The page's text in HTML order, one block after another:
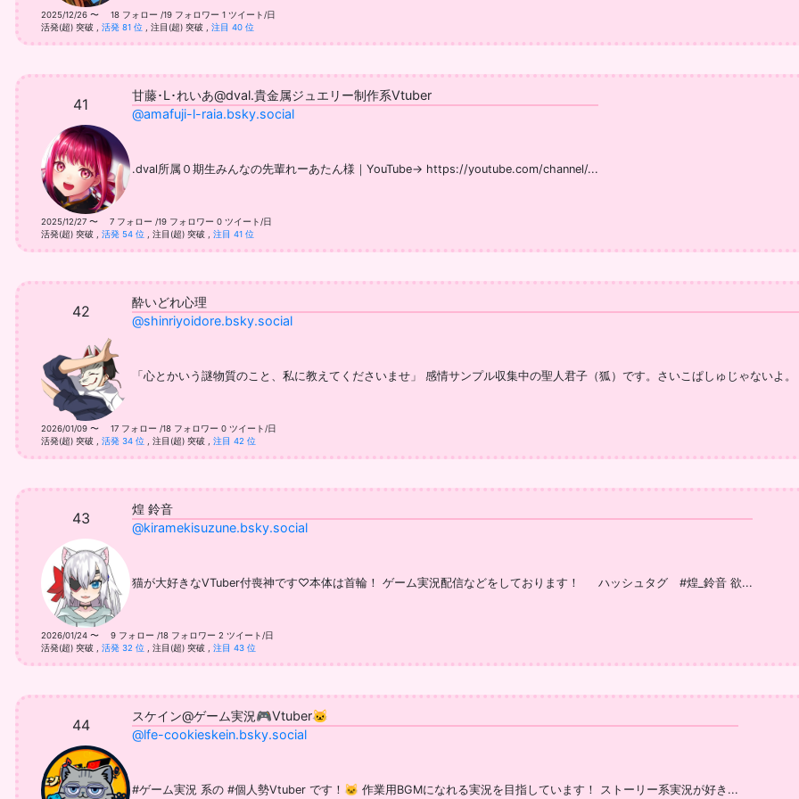
2025/12/26 〜 18 フォロー /19 フォロワー 1 ツイート/日
活発(超) 突破
活発 81 位 注目(超) 突破 注目 40 位
41
甘藤･L･れいあ@dval.貴金属ジュエリー制作系Vtuber
@amafuji-l-raia.bsky.social
.dval所属０期生みんなの先輩れーあたん様｜YouTube→ https://youtube.com/channel/...
2025/12/27 〜 7 フォロー /19 フォロワー 0 ツイート/日
活発(超) 突破
活発 54 位 注目(超) 突破 注目 41 位
42
酔いどれ心理
@shinriyoidore.bsky.social
「心とかいう謎物質のこと、私に教えてくださいませ」 感情サンプル収集中の聖人君子（狐）です。さいこぱしゅじゃないよ
2026/01/09 〜 17 フォロー /18 フォロワー 0 ツイート/日
活発(超) 突破
活発 34 位 注目(超) 突破 注目 42 位
43
煌 鈴音
@kiramekisuzune.bsky.social
猫が大好きなVTuber付喪神です♡本体は首輪！ ゲーム実況配信などをしております！ ハッシュタグ #煌_鈴音 欲...
2026/01/24 〜 9 フォロー /18 フォロワー 2 ツイート/日
活発(超) 突破
活発 32 位 注目(超) 突破 注目 43 位
44
スケイン@ゲーム実況🎮️Vtuber🐱
@lfe-cookieskein.bsky.social
#ゲーム実況 系の #個人勢Vtuber です！🐱 作業用BGMになれる実況を目指しています！ ストーリー系実況が好き...